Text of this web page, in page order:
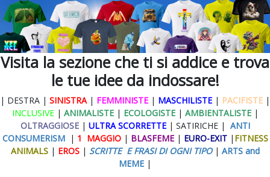
Visita la sezione che ti si addice e trova
le tue idee da indossare!
| DESTRA | SINISTRA| FEMMINISTE | MASCHILISTE | PACIFISTE |
INCLUSIVE| ANIMALISTE| ECOLOGISTE | AMBIENTALISTE|
OLTRAGGIOSE| ULTRA SCORRETTE | SATIRICHE | ANTI
CONSUMERISM | 1 MAGGIO| BLASFEME | EURO-EXIT| FITNESS
ANIMALS| EROS| SCRITTE E FRASI DI OGNI TIPO | ARTS and
MEME |